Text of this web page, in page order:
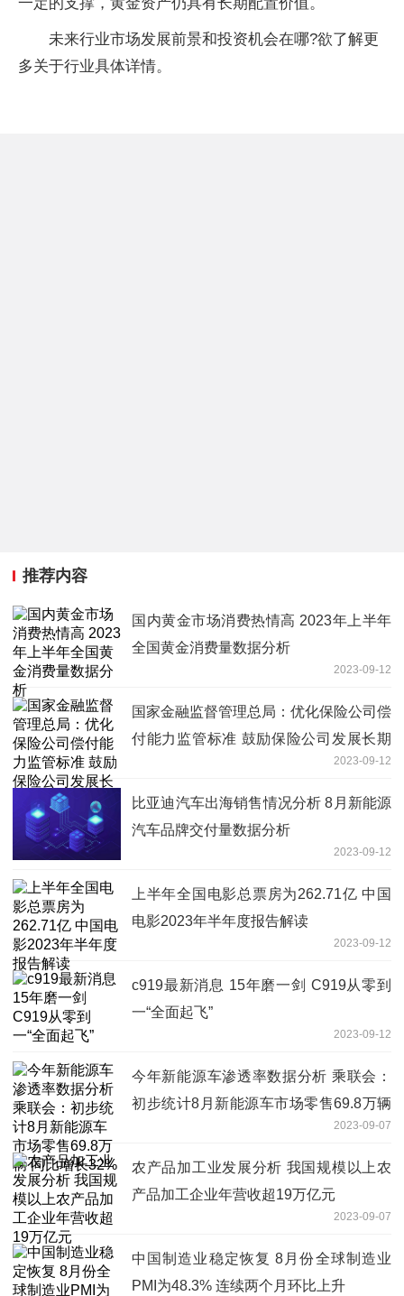
未来行业市场发展前景和投资机会在哪?欲了解更
多关于行业具体详情。
推荐内容
国内黄金市场消费热情高 2023年上半年
全国黄金消费量数据分析
2023-09-12
国家金融监督管理总局：​优化保险公司偿
付能力监管标准 鼓励保险公司发展长期
2023-09-12
比亚迪汽车出海销售情况分析 8月新能源
汽车品牌交付量数据分析
2023-09-12
上半年全国电影总票房为262.71亿 中国
电影2023年半年度报告解读
2023-09-12
c919最新消息 15年磨一剑 C919从零到
一“全面起飞”
2023-09-12
今年新能源车渗透率数据分析 乘联会：
初步统计8月新能源车市场零售69.8万辆
2023-09-07
农产品加工业发展分析 我国规模以上农
产品加工企业年营收超19万亿元
2023-09-07
中国制造业稳定恢复 8月份全球制造业
PMI为48.3% 连续两个月环比上升